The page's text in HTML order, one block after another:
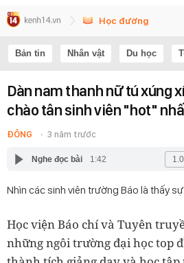
Học đường
Bản tin Nhân vật Du học
Dàn nam thanh nữ tú xúng
chào tân sinh viên "hot"
ĐÔNG 3 năm trước
Nghe đọc bài 1:42
Nhìn các sinh viên trường Báo là thấy
Học viện Báo chí và Tuyên
những ngôi trường đại học top